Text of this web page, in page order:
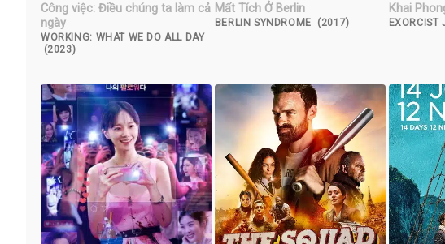
Công việc: Điều chúng ta làm cả
ngày
WORKING: WHAT WE DO ALL DAY
(2023)
Mất Tích Ở Berlin
BERLIN SYNDROME (2017)
Khai